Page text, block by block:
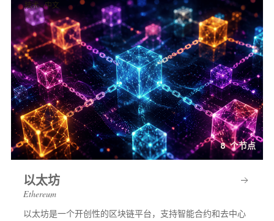
技术 · 中文
8 个节点
以太坊
Ethereum
以太坊是一个开创性的区块链平台，支持智能合约和去中心